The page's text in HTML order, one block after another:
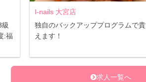
水面っぽくなります。
貝殻のパーツなどと相性が良いですよ！
:福
I-nails 大宮店
独自のバックアッププログラムで
えます！
求人一覧へ